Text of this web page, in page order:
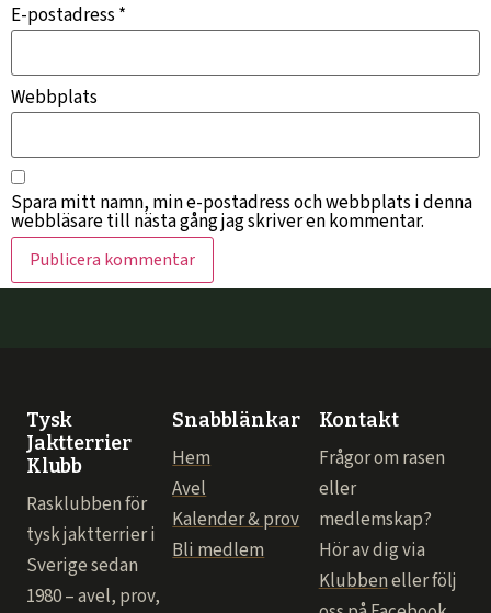
E-postadress *
Webbplats
Spara mitt namn, min e-postadress och webbplats i denna
webbläsare till nästa gång jag skriver en kommentar.
Tysk
Jaktterrier
Klubb
Rasklubben för
tysk jaktterrier i
Sverige sedan
1980 – avel, prov,
Snabblänkar
Hem
Avel
Kalender & prov
Bli medlem
Kontakt
Frågor om rasen
eller
medlemskap?
Hör av dig via
Klubbeneller följ